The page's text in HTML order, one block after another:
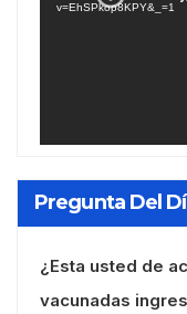
v=EhSPkop8KPY&_=1
Pregunta Del
¿Esta usted de
vacunadas